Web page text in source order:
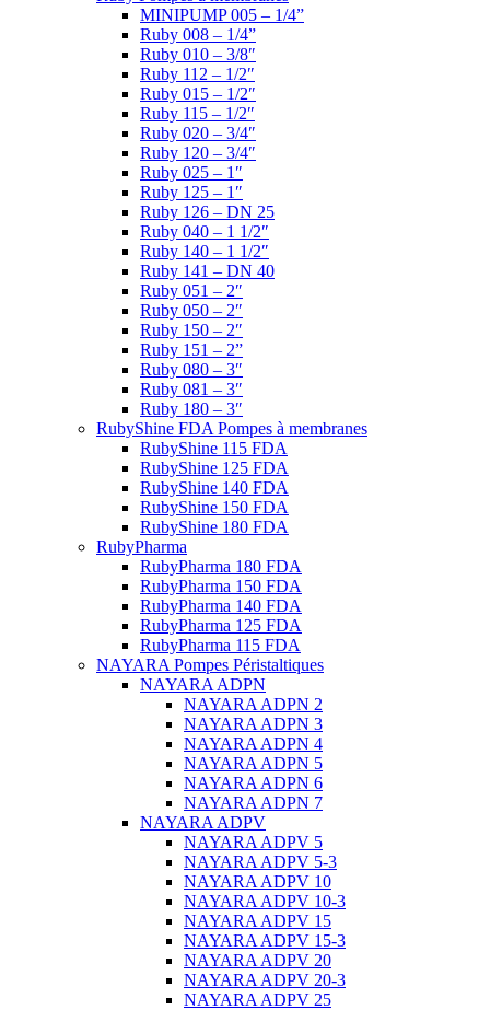
MINIPUMP 005 – 1/4”
Ruby 008 – 1/4”
Ruby 010 – 3/8″
Ruby 112 – 1/2″
Ruby 015 – 1/2″
Ruby 115 – 1/2″
Ruby 020 – 3/4″
Ruby 120 – 3/4″
Ruby 025 – 1″
Ruby 125 – 1″
Ruby 126 – DN 25
Ruby 040 – 1 1/2″
Ruby 140 – 1 1/2″
Ruby 141 – DN 40
Ruby 051 – 2″
Ruby 050 – 2″
Ruby 150 – 2″
Ruby 151 – 2”
Ruby 080 – 3″
Ruby 081 – 3″
Ruby 180 – 3″
RubyShine FDA Pompes à membranes
RubyShine 115 FDA
RubyShine 125 FDA
RubyShine 140 FDA
RubyShine 150 FDA
RubyShine 180 FDA
RubyPharma
RubyPharma 180 FDA
RubyPharma 150 FDA
RubyPharma 140 FDA
RubyPharma 125 FDA
RubyPharma 115 FDA
NAYARA Pompes Péristaltiques
NAYARA ADPN
NAYARA ADPN 2
NAYARA ADPN 3
NAYARA ADPN 4
NAYARA ADPN 5
NAYARA ADPN 6
NAYARA ADPN 7
NAYARA ADPV
NAYARA ADPV 5
NAYARA ADPV 5-3
NAYARA ADPV 10
NAYARA ADPV 10-3
NAYARA ADPV 15
NAYARA ADPV 15-3
NAYARA ADPV 20
NAYARA ADPV 20-3
NAYARA ADPV 25